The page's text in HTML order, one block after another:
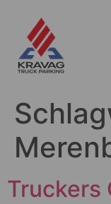
Truckers